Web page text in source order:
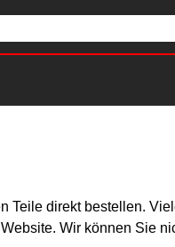
direkt bestellen.
Wir können Sie